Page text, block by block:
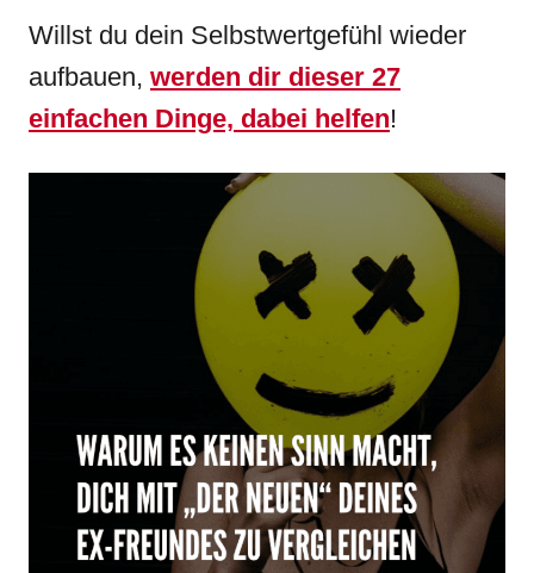
Willst du dein Selbstwertgefühl wieder
aufbauen, werden dir dieser 27
einfachen Dinge, dabei helfen!